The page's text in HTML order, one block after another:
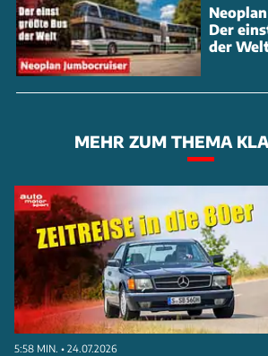
Der
der
MEHR ZUM THEMA
5:58 MIN. • 24.07.2026